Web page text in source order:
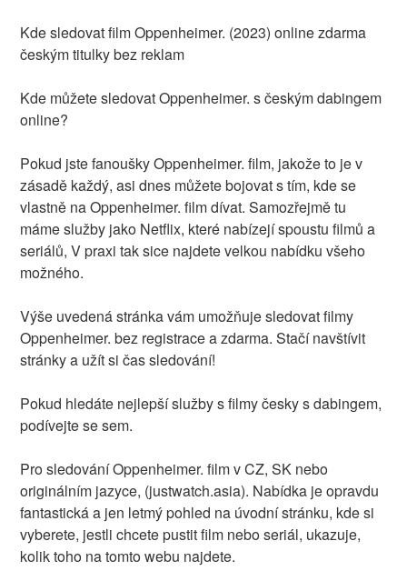
Kde sledovat film Oppenheimer. (2023) online zdarma
českým titulky bez reklam
Kde můžete sledovat Oppenheimer. s českým dabingem
online?
Pokud jste fanoušky Oppenheimer. film, jakože to je v
zásadě každý, asi dnes můžete bojovat s tím, kde se
vlastně na Oppenheimer. film dívat. Samozřejmě tu
máme služby jako Netflix, které nabízejí spoustu filmů a
seriálů, V praxi tak sice najdete velkou nabídku všeho
možného.
Výše uvedená stránka vám umožňuje sledovat filmy
Oppenheimer. bez registrace a zdarma. Stačí navštívit
stránky a užít si čas sledování!
Pokud hledáte nejlepší služby s filmy česky s dabingem,
podívejte se sem.
Pro sledování Oppenheimer. film v CZ, SK nebo
originálním jazyce, (justwatch.asia). Nabídka je opravdu
fantastická a jen letmý pohled na úvodní stránku, kde si
vyberete, jestli chcete pustit film nebo seriál, ukazuje,
kolik toho na tomto webu najdete.